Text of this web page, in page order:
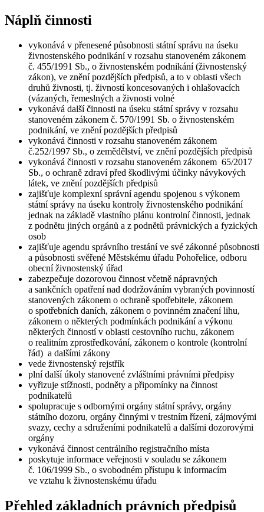
Náplň činnosti
vykonává v přenesené působnosti státní správu na úseku
živnostenského podnikání v rozsahu stanoveném zákonem
č. 455/1991 Sb., o živnostenském podnikání (živnostenský
zákon), ve znění pozdějších předpisů, a to v oblasti všech
druhů živnosti, tj. živností koncesovaných i ohlašovacích
(vázaných, řemeslných a živnosti volné
vykonává další činnosti na úseku státní správy v rozsahu
stanoveném zákonem č. 570/1991 Sb. o živnostenském
podnikání, ve znění pozdějších předpisů
vykonává činnosti v rozsahu stanoveném zákonem
č.252/1997 Sb., o zemědělství, ve znění pozdějších předpisů
vykonává činnosti v rozsahu stanoveném zákonem 65/2017
Sb., o ochraně zdraví před škodlivými účinky návykových
látek, ve znění pozdějších předpisů
zajišťuje komplexní správní agendu spojenou s výkonem
státní správy na úseku kontroly živnostenského podnikání
jednak na základě vlastního plánu kontrolní činnosti, jednak
z podnětu jiných orgánů a z podnětů právnických a fyzických
osob
zajišťuje agendu správního trestání ve své zákonné působnosti
a působnosti svěřené Městskému úřadu Pohořelice, odboru
obecní živnostenský úřad
zabezpečuje dozorovou činnost včetně nápravných
a sankčních opatření nad dodržováním vybraných povinností
stanovených zákonem o ochraně spotřebitele, zákonem
o spotřebních daních, zákonem o povinném značení lihu,
zákonem o některých podmínkách podnikání a výkonu
některých činností v oblasti cestovního ruchu, zákonem
o realitním zprostředkování, zákonem o kontrole (kontrolní
řád) a dalšími zákony
vede živnostenský rejstřík
plní další úkoly stanovené zvláštními právními předpisy
vyřizuje stížnosti, podněty a připomínky na činnost
podnikatelů
spolupracuje s odbornými orgány státní správy, orgány
státního dozoru, orgány činnými v trestním řízení, zájmovými
svazy, cechy a sdruženími podnikatelů a dalšími dozorovými
orgány
vykonává činnost centrálního registračního místa
poskytuje informace veřejnosti v souladu se zákonem
č. 106/1999 Sb., o svobodném přístupu k informacím
ve vztahu k živnostenskému úřadu
Přehled základních právních předpisů